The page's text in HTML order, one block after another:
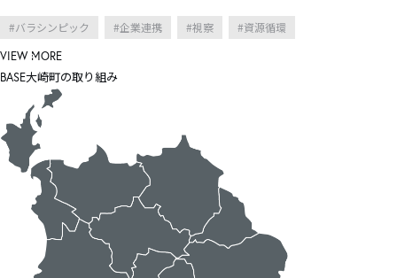
バラシンピック 企業連携 視察 資源循環
VIEW MORE
BASE大崎町の取り組み